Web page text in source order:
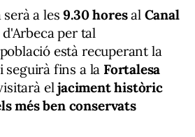
a les 9.30 horesal Canal
per tal
està recuperant la
seguirà fins a la Fortalesa
el jaciment històric
més ben conservats